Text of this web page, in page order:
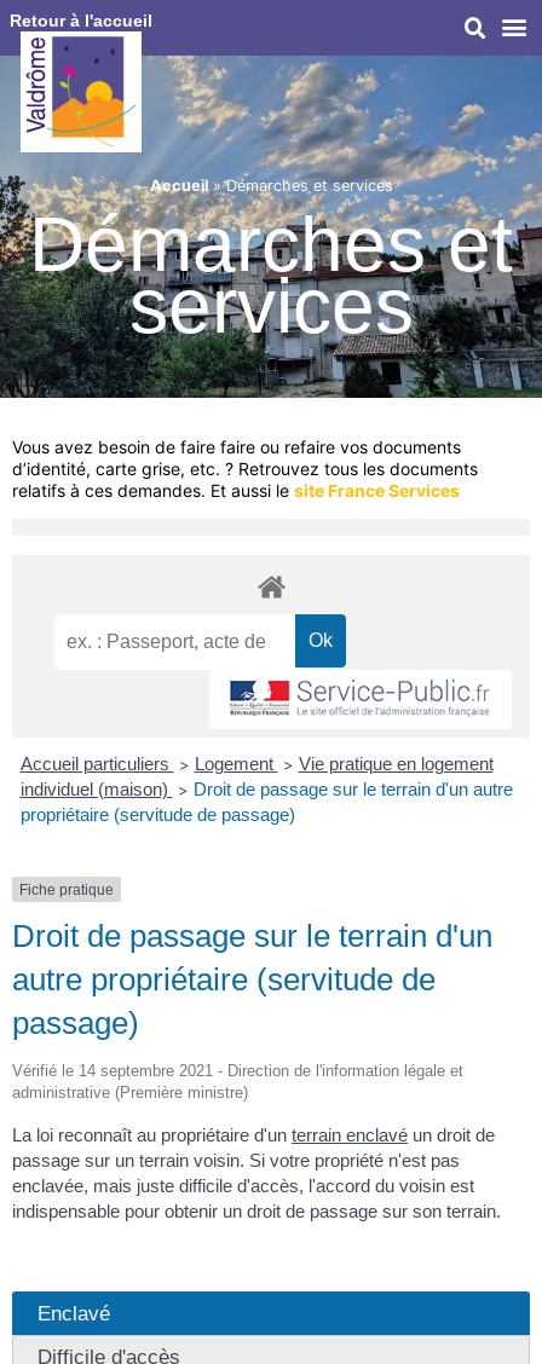
Retour à l'accueil
Accueil»Démarches et services
Démarches et
services
Vous avez besoin de faire faire ou refaire vos documents
d’identité, carte grise, etc. ? Retrouvez tous les documents
relatifs à ces demandes. Et aussi le site France Services
Accueil particuliers > Logement > Vie pratique en logement
individuel (maison)
> Droit de passage sur le terrain d'un autre
propriétaire (servitude de passage)
Fiche pratique
Droit de passage sur le terrain d'un
autre propriétaire (servitude de
passage)
Vérifié le 14 septembre 2021 - Direction de l'information légale et
administrative (Première ministre)
La loi reconnaît au propriétaire d'un terrain enclavé un droit de
passage sur un terrain voisin. Si votre propriété n'est pas
enclavée, mais juste difficile d'accès, l'accord du voisin est
indispensable pour obtenir un droit de passage sur son terrain.
Enclavé
Difficile d'accès